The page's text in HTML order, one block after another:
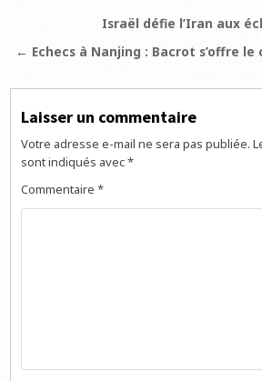
Navigation
de
Israël défie l’Iran aux
← Echecs à Nanjing : Bacrot s’offre
Laisser un commentaire
Votre adresse e-mail ne sera pas publiée.
sont indiqués avec*
Commentaire*